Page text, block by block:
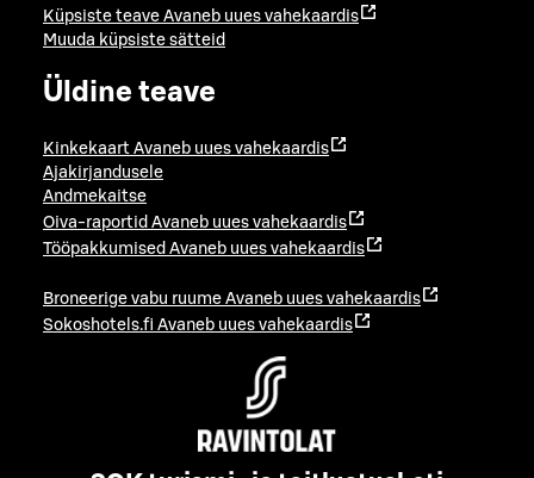
Küpsiste teave Avaneb uues vahekaardis
Muuda küpsiste sätteid
Üldine teave
Kinkekaart Avaneb uues vahekaardis
Ajakirjandusele
Andmekaitse
Oiva-raportid Avaneb uues vahekaardis
Tööpakkumised Avaneb uues vahekaardis
Broneerige vabu ruume Avaneb uues vahekaardis
Sokoshotels.fi Avaneb uues vahekaardis